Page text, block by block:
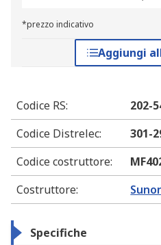
*prezzo indicativo
Aggiungi
Codice RS:
202-
Codice Distrelec:
301-
Codice costruttore:
Costruttore:
Specifiche